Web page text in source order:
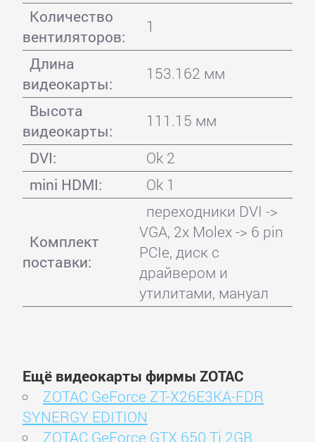
Количество
вентиляторов:
1
Длина
видеокарты:
153.162 мм
Высота
видеокарты:
111.15 мм
DVI:
Ok 2
mini HDMI:
Ok 1
Комплект
поставки:
переходники DVI ->
VGA, 2x Molex -> 6 pin
PCIe, диск с
драйвером и
утилитами, мануал
Ещё видеокарты фирмы ZOTAC
ZOTAC GeForce ZT-X26E3KA-FDR
SYNERGY EDITION
ZOTAC GeForce GTX 650 Ti 2GB